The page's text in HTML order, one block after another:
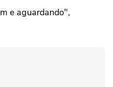
e aguardando",